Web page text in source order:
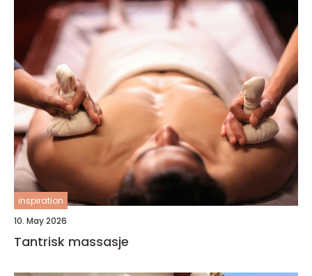
inspiration
10. May 2026
Tantrisk massasje